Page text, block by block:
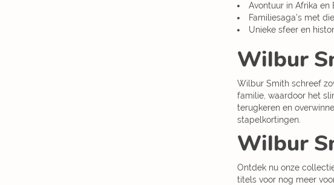
Avontuur in Afrika en
Familiesaga’s met
Unieke sfeer en
Wilbur
Wilbur Smith schreef
familie, waardoor het
terugkeren en
stapelkortingen.
Wilbur
Ontdek nu onze
titels voor nog meer